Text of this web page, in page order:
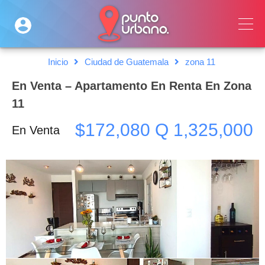
Inicio Ciudad de Guatemala zona 11
En Venta – Apartamento En Renta En Zona
11
En Venta $172,080 Q 1,325,000